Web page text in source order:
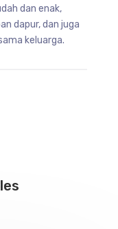
dan enak,
dapur, dan juga
keluarga.